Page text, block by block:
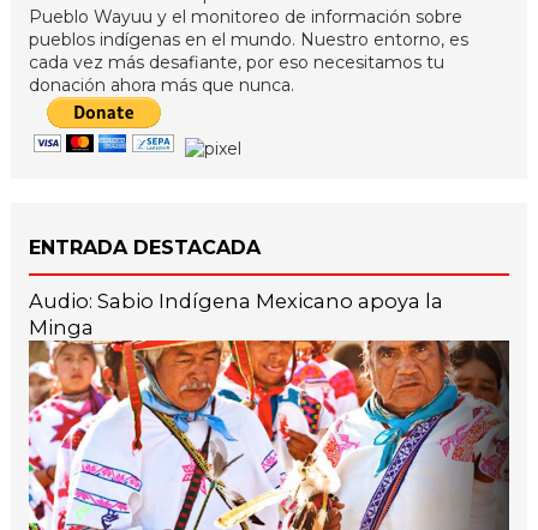
Pueblo Wayuu y el monitoreo de información sobre
pueblos indígenas en el mundo. Nuestro entorno, es
cada vez más desafiante, por eso necesitamos tu
donación ahora más que nunca.
ENTRADA DESTACADA
Audio: Sabio Indígena Mexicano apoya la
Minga